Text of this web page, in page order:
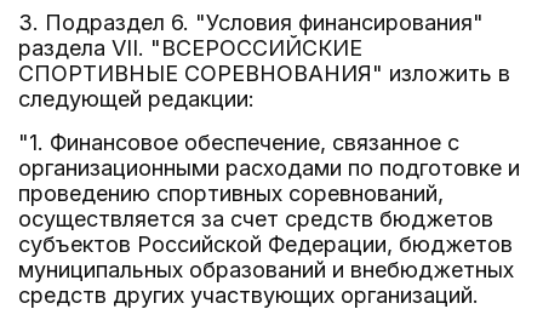
3. Подраздел 6. "Условия финансирования"
раздела VII. "ВСЕРОССИЙСКИЕ
СПОРТИВНЫЕ СОРЕВНОВАНИЯ" изложить в
следующей редакции:
"1. Финансовое обеспечение, связанное с
организационными расходами по подготовке и
проведению спортивных соревнований,
осуществляется за счет средств бюджетов
субъектов Российской Федерации, бюджетов
муниципальных образований и внебюджетных
средств других участвующих организаций.